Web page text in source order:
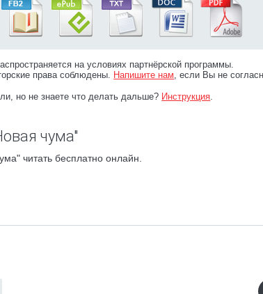
на условиях партнёрской программы.
права соблюдены. Напишите нам, если Вы не
но не знаете что делать дальше? Инструкция.
чума"
читать бесплатно онлайн.